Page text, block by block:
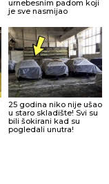
urnebesnim padom koji
je sve nasmijao
25 godina niko nije ušao
u staro skladište! Svi su
bili šokirani kad su
pogledali unutra!